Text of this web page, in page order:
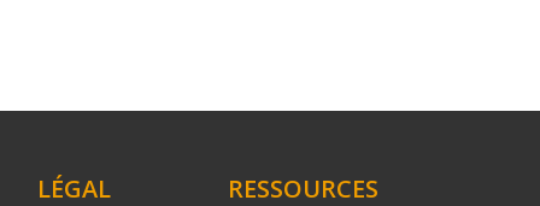
LÉGAL RESSOURCES